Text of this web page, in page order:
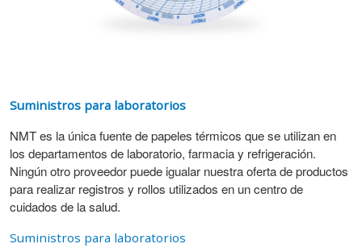
Suministros para laboratorios
NMT es la única fuente de papeles térmicos que se utilizan en
los departamentos de laboratorio, farmacia y refrigeración.
Ningún otro proveedor puede igualar nuestra oferta de productos
para realizar registros y rollos utilizados en un centro de
cuidados de la salud.
Suministros para laboratorios